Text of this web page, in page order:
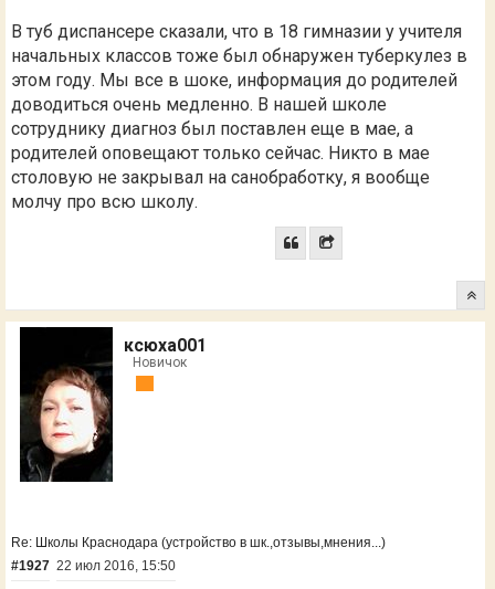
В туб диспансере сказали, что в 18 гимназии у учителя
начальных классов тоже был обнаружен туберкулез в
этом году. Мы все в шоке, информация до родителей
доводиться очень медленно. В нашей школе
сотруднику диагноз был поставлен еще в мае, а
родителей оповещают только сейчас. Никто в мае
столовую не закрывал на санобработку, я вообще
молчу про всю школу.
ксюха001
Новичок
Re: Школы Краснодара (устройство в шк.,отзывы,мнения...)
#1927 22 июл 2016, 15:50